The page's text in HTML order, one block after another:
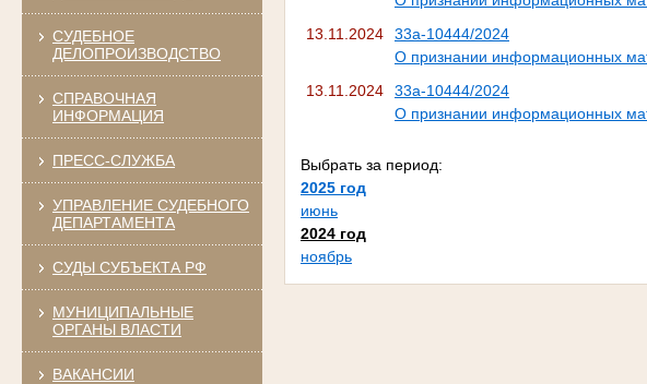
СУДЕБНОЕ
ДЕЛОПРОИЗВОДСТВО
СПРАВОЧНАЯ
ИНФОРМАЦИЯ
ПРЕСС-СЛУЖБА
УПРАВЛЕНИЕ СУДЕБНОГО
ДЕПАРТАМЕНТА
СУДЫ СУБЪЕКТА РФ
МУНИЦИПАЛЬНЫЕ
ОРГАНЫ ВЛАСТИ
ВАКАНСИИ
13.11.2024
33а-10444/2024
О признании информационных
13.11.2024
33а-10444/2024
О признании информационных
Выбрать за период:
2025 год
июнь
2024 год
ноябрь